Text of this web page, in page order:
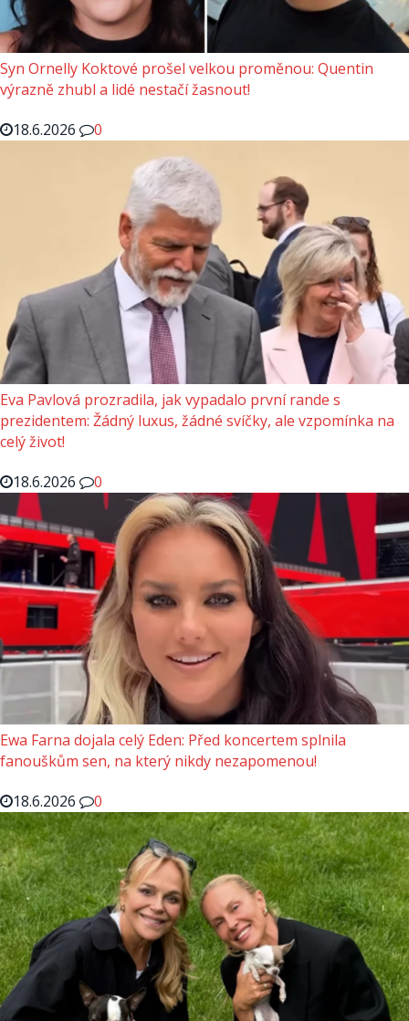
Syn Ornelly Koktové prošel velkou proměnou: Quentin
výrazně zhubl a lidé nestačí žasnout!
18.6.2026
0
Eva Pavlová prozradila, jak vypadalo první rande s
prezidentem: Žádný luxus, žádné svíčky, ale vzpomínka na
celý život!
18.6.2026
0
Ewa Farna dojala celý Eden: Před koncertem splnila
fanouškům sen, na který nikdy nezapomenou!
18.6.2026
0